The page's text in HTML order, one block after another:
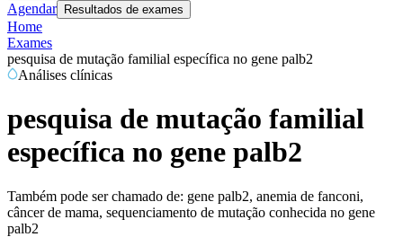
Agendar Resultados de exames
Home
Exames
pesquisa de mutação familial específica no gene palb2
Análises clínicas
pesquisa de mutação familial
específica no gene palb2
Também pode ser chamado de: gene palb2, anemia de fanconi,
câncer de mama, sequenciamento de mutação conhecida no gene
palb2